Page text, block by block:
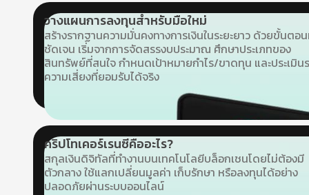
วางแผนการลงทุนสำหรับมือใหม่
สร้างรากฐานความมั่นคงทางการเงินในระยะยาว ด้วยขั้นตอ
ชัดเจน เริ่มจากการจัดสรรงบประมาณ ศึกษาประเภทของ
สินทรัพย์ที่สนใจ กำหนดเป้าหมายกำไร/ขาดทุน และประเมิน
ความเสี่ยงที่ยอมรับได้จริง
คริปโทเคอร์เรนซีคืออะไร?
สกุลเงินดิจิทัลที่ทำงานบนเทคโนโลยีบล็อกเชนโดยไม่ต้องมี
ตัวกลาง ใช้แลกเปลี่ยนมูลค่า เก็บรักษา หรือลงทุนได้อย่าง
ปลอดภัยผ่านระบบออนไลน์